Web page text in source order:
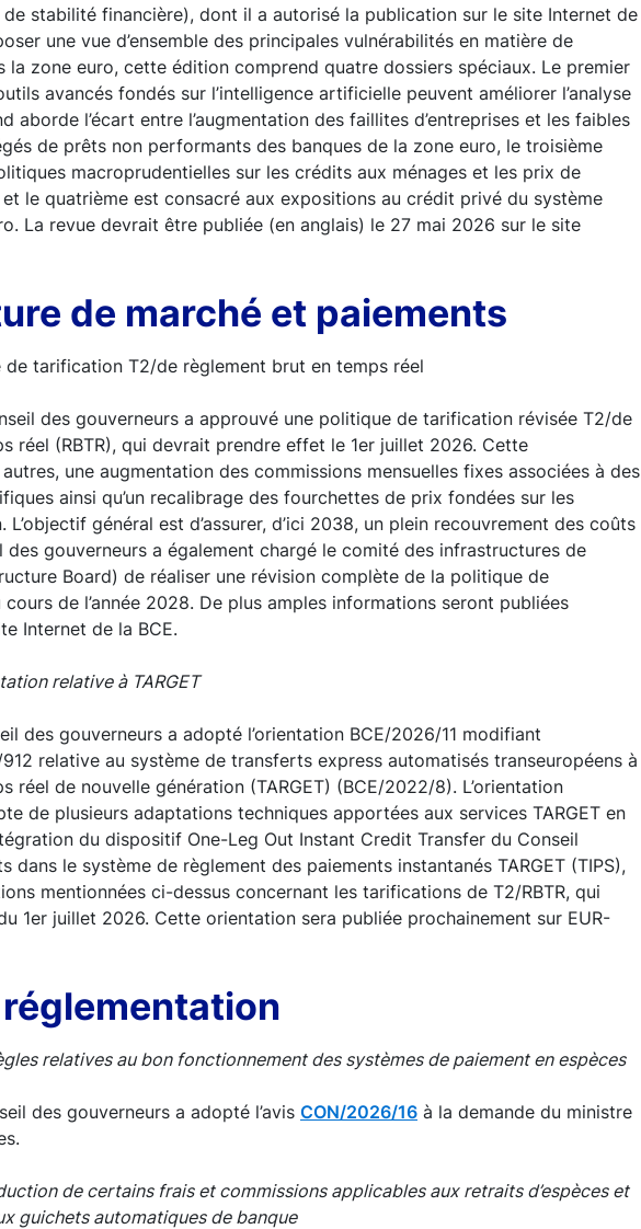
stabilité financière), dont il a autorisé la publication sur le site Internet de
une vue d’ensemble des principales vulnérabilités en matière de
la zone euro, cette édition comprend quatre dossiers spéciaux. Le premier
avancés fondés sur l’intelligence artificielle peuvent améliorer l’analyse
aborde l’écart entre l’augmentation des faillites d’entreprises et les faibles
de prêts non performants des banques de la zone euro, le troisième
macroprudentielles sur les crédits aux ménages et les prix de
et le quatrième est consacré aux expositions au crédit privé du système
La revue devrait être publiée (en anglais) le 27 mai 2026 sur le site
de marché et paiements
de tarification T2/de règlement brut en temps réel
des gouverneurs a approuvé une politique de tarification révisée T2/de
réel (RBTR), qui devrait prendre effet le 1er juillet 2026. Cette
une augmentation des commissions mensuelles fixes associées à des
ainsi qu’un recalibrage des fourchettes de prix fondées sur les
général est d’assurer, d’ici 2038, un plein recouvrement des coûts
des gouverneurs a également chargé le comité des infrastructures de
Board) de réaliser une révision complète de la politique de
de l’année 2028. De plus amples informations seront publiées
Internet de la BCE.
relative à TARGET
des gouverneurs a adopté l’orientation BCE/2026/11 modifiant
relative au système de transferts express automatisés transeuropéens à
réel de nouvelle génération (TARGET) (BCE/2022/8). L’orientation
de plusieurs adaptations techniques apportées aux services TARGET en
du dispositif One-Leg Out Instant Credit Transfer du Conseil
dans le système de règlement des paiements instantanés TARGET (TIPS),
mentionnées ci-dessus concernant les tarifications de T2/RBTR, qui
1er juillet 2026. Cette orientation sera publiée prochainement sur EUR-
relatives au bon fonctionnement des systèmes de paiement en espèces
des gouverneurs a adopté l’avis CON/2026/16 à la demande du ministre
de certains frais et commissions applicables aux retraits d’espèces et
guichets automatiques de banque